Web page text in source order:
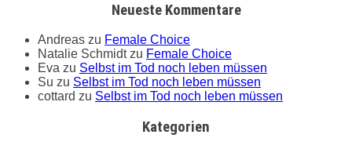
Neueste Kommentare
Andreas zu Female Choice
Natalie Schmidtzu Female Choice
Eva zu Selbst im Tod noch leben müssen
Su zu Selbst im Tod noch leben müssen
cottard zu Selbst im Tod noch leben müssen
Kategorien